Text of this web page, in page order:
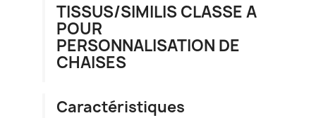
TISSUS/SIMILIS CLASSE A
POUR
PERSONNALISATION DE
CHAISES
Caractéristiques